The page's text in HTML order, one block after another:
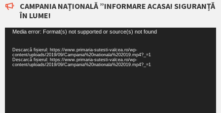
CAMPANIA NAȚIONALĂ ”INFORMARE ACASA! SIGURANȚĂ
ÎN LUME!
Player
Media error: Format(s) not supported or source(s) not found
Descarcă fișierul: https://www.primaria-sutesti-valcea.ro/wp-
content/uploads/2019/09/Campania%20nationala%202019.mp4?_=1
Descarcă fișierul: https://www.primaria-sutesti-valcea.ro/wp-
content/uploads/2019/09/Campania%20nationala%202019.mp4?_=1